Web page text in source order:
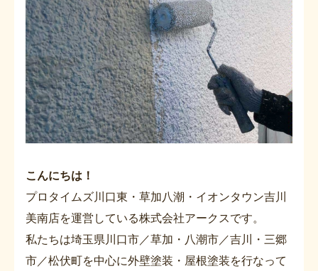
こんにちは！
プロタイムズ川口東・草加八潮・イオンタウン吉川
美南店を運営している株式会社アークスです。
私たちは埼玉県川口市／草加・八潮市／吉川・三郷
市／松伏町を中心に外壁塗装・屋根塗装を行なって